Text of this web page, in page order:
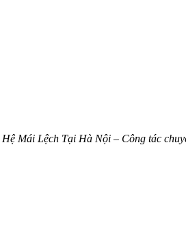
Mái Lệch Tại Hà Nội – Công tác